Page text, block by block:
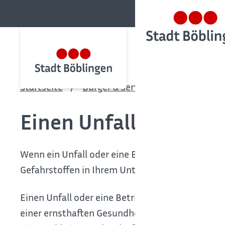
Startseite Bürger & Service
Einen Unfall oder
Wenn ein Unfall oder eine Betriebsstörung
Gefahrstoffen in Ihrem Unternehmen
Einen Unfall oder eine Betriebsstörung bei
einer ernsthaften Gesundheitsschädigung